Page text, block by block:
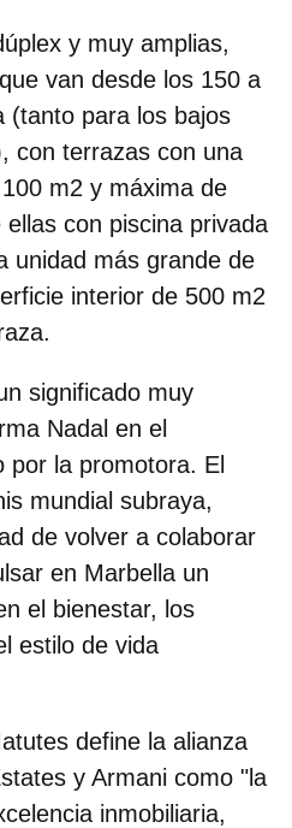
y muy amplias,
van desde los 150 a
(tanto para los bajos
con terrazas con una
m2 y máxima de
con piscina privada
más grande de
interior de 500 m2
significado muy
Nadal en el
por la promotora. El
mundial subraya,
de volver a colaborar
en Marbella un
el bienestar, los
estilo de vida
define la alianza
y Armani como "la
inmobiliaria,